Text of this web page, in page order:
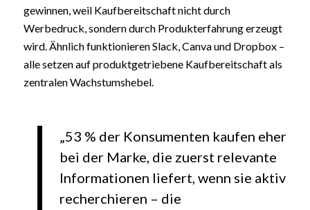
gewinnen, weil Kaufbereitschaft nicht durch
Werbedruck, sondern durch Produkterfahrung erzeugt
wird. Ähnlich funktionieren Slack, Canva und Dropbox –
alle setzen auf produktgetriebene Kaufbereitschaft als
zentralen Wachstumshebel.
„53 % der Konsumenten kaufen eher
bei der Marke, die zuerst relevante
Informationen liefert, wenn sie aktiv
recherchieren – die